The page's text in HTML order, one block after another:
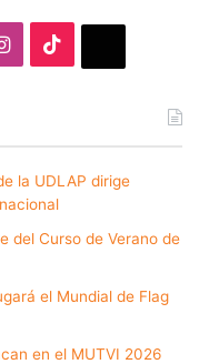
Instagram
la UDLAP dirige
del Curso de Verano de
el Mundial de Flag
en el MUTVI 2026